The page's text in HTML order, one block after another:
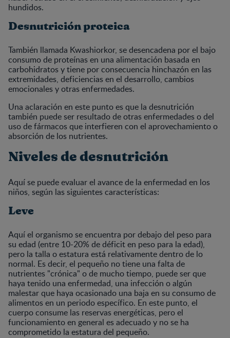
hundidos.
Desnutrición proteica
También llamada Kwashiorkor, se desencadena por el bajo
consumo de proteínas en una alimentación basada en
carbohidratos y tiene por consecuencia hinchazón en las
extremidades, deficiencias en el desarrollo, cambios
emocionales y otras enfermedades.
Una aclaración en este punto es que la desnutrición
también puede ser resultado de otras enfermedades o del
uso de fármacos que interfieren con el aprovechamiento o
absorción de los nutrientes.
Niveles de desnutrición
Aquí se puede evaluar el avance de la enfermedad en los
niños, según las siguientes características:
Leve
Aquí el organismo se encuentra por debajo del peso para
su edad (entre 10-20% de déficit en peso para la edad),
pero la talla o estatura está relativamente dentro de lo
normal. Es decir, el pequeño no tiene una falta de
nutrientes "crónica" o de mucho tiempo, puede ser que
haya tenido una enfermedad, una infección o algún
malestar que haya ocasionado una baja en su consumo de
alimentos en un periodo específico. En este punto, el
cuerpo consume las reservas energéticas, pero el
funcionamiento en general es adecuado y no se ha
comprometido la estatura del pequeño.